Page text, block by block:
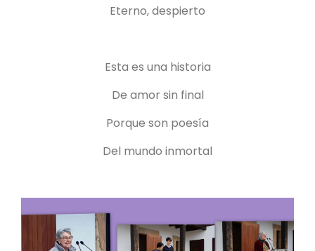
Eterno, despierto
Esta es una historia
De amor sin final
Porque son poesía
Del mundo inmortal